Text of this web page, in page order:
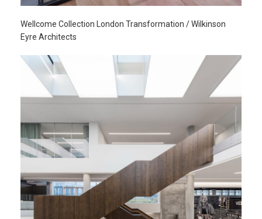
Wellcome Collection London Transformation / Wilkinson
Eyre Architects